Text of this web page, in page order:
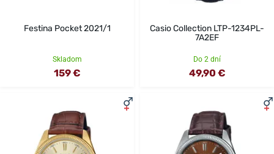
Festina Pocket 2021/1
Skladom
159 €
Casio Collection LTP-1234PL-
7A2EF
Do 2 dní
49,90 €